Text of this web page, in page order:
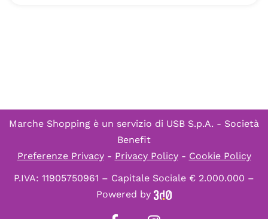
Marche Shopping è un servizio di USB S.p.A. - Società
Benefit
Preferenze Privacy- Privacy Policy- Cookie Policy
P.IVA: 11905750961 – Capitale Sociale € 2.000.000 –
Powered by